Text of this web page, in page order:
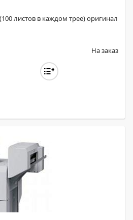
листов в каждом трее) оригинал
На заказ